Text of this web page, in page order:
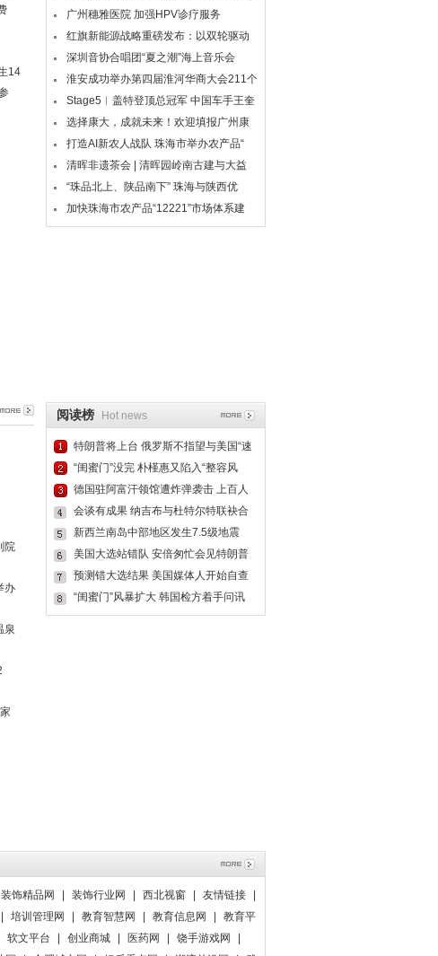
14
广州穗雅医院 加强HPV诊疗服务
红旗新能源战略重磅发布：以双轮驱动
深圳音协合唱团“夏之潮”海上音乐会
淮安成功举办第四届淮河华商大会211个
Stage5︱盖特登顶总冠军 中国车手王奎
选择康大，成就未来！欢迎填报广州康
打造AI新农人战队 珠海市举办农产品“
清晖非遗茶会 | 清晖园岭南古建与大益
“珠品北上、陕品南下” 珠海与陕西优
加快珠海市农产品“12221”市场体系建
院
办
泉
阅读榜 Hot news
特朗普将上台 俄罗斯不指望与美国“速
“闺蜜门”没完 朴槿惠又陷入“整容风
德国驻阿富汗领馆遭炸弹袭击 上百人
死
会谈有成果 纳吉布与杜特尔特联袂合
唱
新西兰南岛中部地区发生7.5级地震
美国大选站错队 安倍匆忙会见特朗普
还
预测错大选结果 美国媒体人开始自查
反
“闺蜜门”风暴扩大 韩国检方着手问讯
装饰精品网 装饰行业网 西北视窗 友情链接
培训管理网 教育智慧网 教育信息网
教育平
软文平台 创业商城 医药网 饶手游戏网